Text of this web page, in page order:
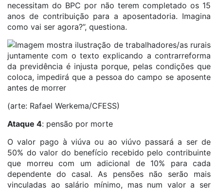
necessitam do BPC por não terem completado os 15
anos de contribuição para a aposentadoria. Imagina
como vai ser agora?”, questiona.
(arte: Rafael Werkema/CFESS)
Ataque 4: pensão por morte
O valor pago à viúva ou ao viúvo passará a ser de
50% do valor do benefício recebido pelo contribuinte
que morreu com um adicional de 10% para cada
dependente do casal. As pensões não serão mais
vinculadas ao salário mínimo, mas num valor a ser